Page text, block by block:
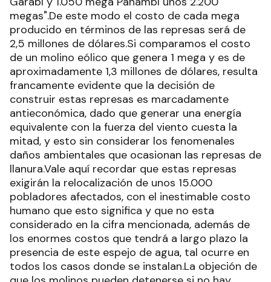
megas".De este modo el costo de cada mega
producido en términos de las represas será de
2,5 millones de dólares.Si comparamos el costo
de un molino eólico que genera 1 mega y es de
aproximadamente 1,3 millones de dólares, resulta
francamente evidente que la decisión de
construir estas represas es marcadamente
antieconómica, dado que generar una energía
equivalente con la fuerza del viento cuesta la
mitad, y esto sin considerar los fenomenales
daños ambientales que ocasionan las represas de
llanura.Vale aquí recordar que estas represas
exigirán la relocalización de unos 15.000
pobladores afectados, con el inestimable costo
humano que esto significa y que no esta
considerado en la cifra mencionada, además de
los enormes costos que tendrá a largo plazo la
presencia de este espejo de agua, tal ocurre en
todos los casos donde se instalan.La objeción de